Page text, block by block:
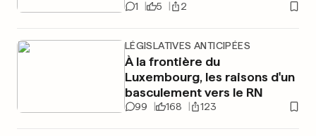
1 5 2
LÉGISLATIVES ANTICIPÉES
À la frontière du
Luxembourg, les raisons d'un
basculement vers le RN
99 168 123